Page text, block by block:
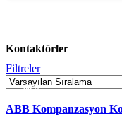
Kontaktörler
Filtreler
-66%
ABB Kompanzasyon